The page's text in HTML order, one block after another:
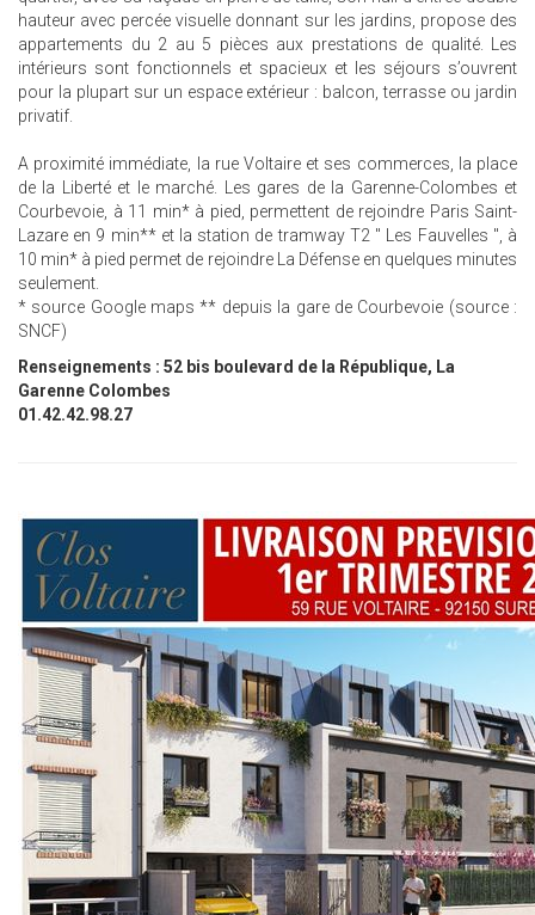
hauteur avec percée visuelle donnant sur les jardins, propose des
appartements du 2 au 5 pièces aux prestations de qualité. Les
intérieurs sont fonctionnels et spacieux et les séjours s’ouvrent
pour la plupart sur un espace extérieur : balcon, terrasse ou jardin
privatif.
A proximité immédiate, la rue Voltaire et ses commerces, la place
de la Liberté et le marché. Les gares de la Garenne-Colombes et
Courbevoie, à 11 min* à pied, permettent de rejoindre Paris Saint-
Lazare en 9 min** et la station de tramway T2 " Les Fauvelles ", à
10 min* à pied permet de rejoindre La Défense en quelques minutes
seulement.
* source Google maps ** depuis la gare de Courbevoie (source :
SNCF)
Renseignements : 52 bis boulevard de la République, La
Garenne Colombes
01.42.42.98.27